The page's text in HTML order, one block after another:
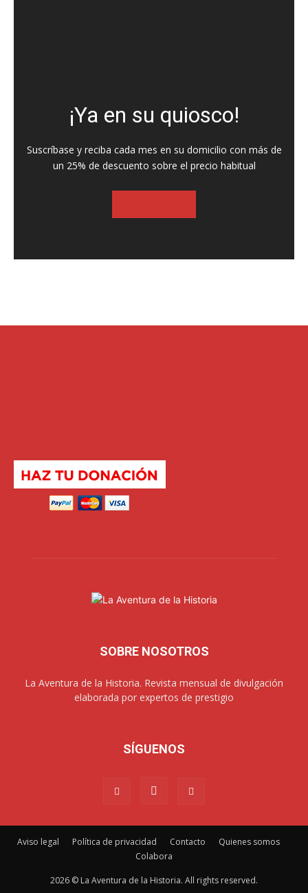
¡Ya en su quiosco!
Suscríbase y reciba cada mes en su domicilio con más de
un 25% de descuento sobre el precio habitual
SOBRE NOSOTROS
La Aventura de la Historia. Revista mensual de divulgación
elaborada por expertos de prestigio
SÍGUENOS
Aviso legal Política de privacidad Contacto
Quienes somos
Colabora
2026 © La Aventura de la Historia. All rights reserved.